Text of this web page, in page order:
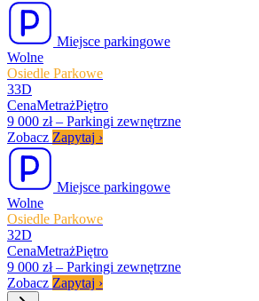
Miejsce parkingowe
Wolne
Osiedle Parkowe
33D
CenaMetrażPiętro
9 000 zł – Parkingi zewnętrzne
Zobacz Zapytaj ›
Miejsce parkingowe
Wolne
Osiedle Parkowe
32D
CenaMetrażPiętro
9 000 zł – Parkingi zewnętrzne
Zobacz Zapytaj ›